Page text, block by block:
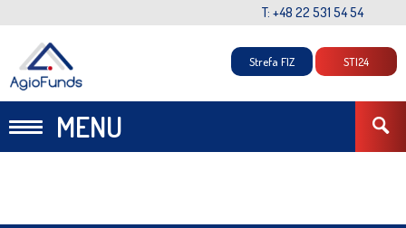
T: +48 22 531 54 54
MENU
Strefa FIZ STI24